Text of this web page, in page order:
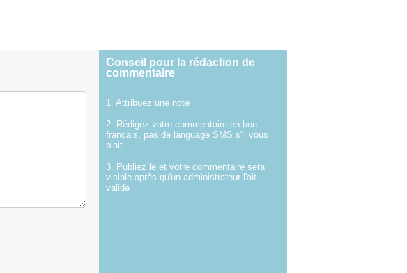
Conseil pour la rédaction de
commentaire
1. Attribuez une note
2. Rédigez votre commentaire en bon
francais, pas de language SMS s'il vous
plait.
3. Publiez le et votre commentaire sera
visible après qu'un administrateur l'ait
validé